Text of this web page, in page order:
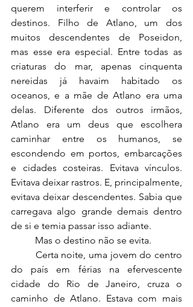
querem interferir e controlar os
destinos. Filho de Atlano, um dos
muitos descendentes de Poseidon,
mas esse era especial. Entre todas as
criaturas do mar, apenas cinquenta
nereidas já havaim habitado os
oceanos, e a mãe de Atlano era uma
delas. Diferente dos outros irmãos,
Atlano era um deus que escolhera
caminhar entre os humanos, se
escondendo em portos, embarcações
e cidades costeiras. Evitava vínculos.
Evitava deixar rastros. E, principalmente,
evitava deixar descendentes. Sabia que
carregava algo grande demais dentro
de si e temia passar isso adiante.
	Mas o destino não se evita.
do país em férias na efervescente
cidade do Rio de Janeiro, cruza o
caminho de Atlano. Estava com mais